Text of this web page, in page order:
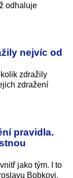
odhaluje
nejvíc od
zdražily
zdražení
pravidla.
jako tým. I to
Bobkovi,